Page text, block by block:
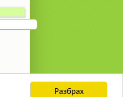
Разбрах